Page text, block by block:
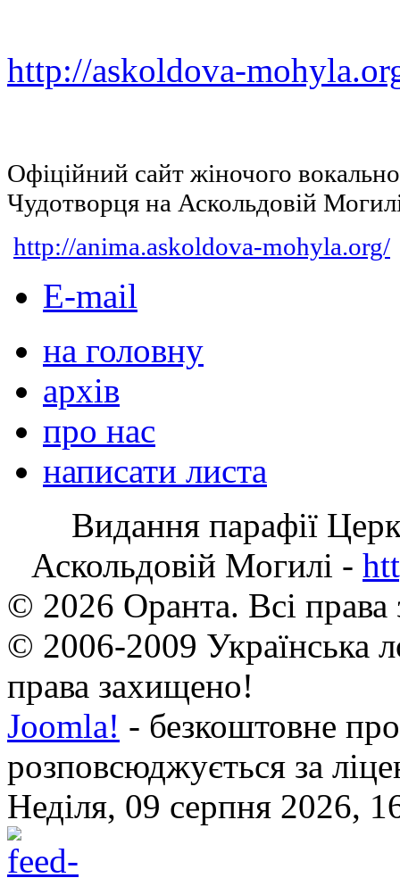
http://askoldova-
Офіційний сайт жіночого
Чудотворця на Аскольдовій
http://anima.askoldova-mohyla.org/
E-mail
на головну
архів
про нас
написати листа
Видання парафії
Аскольдовій Могилі -
© 2026 Оранта. Всі
© 2006-2009 Українська
права захищено!
Joomla! - безкоштовне
розповсюджується за
Неділя, 09 серпня 2026,